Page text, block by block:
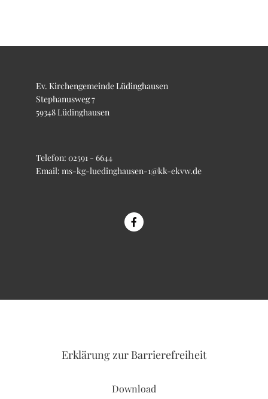
Ev. Kirchengemeinde Lüdinghausen
Stephanusweg 7
59348 Lüdinghausen
Telefon: 02591 - 6644
Email: ms-kg-luedinghausen-1@kk-ekvw.de
Erklärung zur Barrierefreiheit
Download